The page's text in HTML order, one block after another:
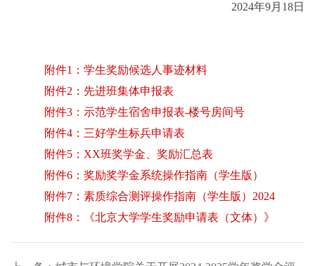
2024年9月 18日
附件1：学生奖励候选人事迹材料
附件2：先进班集体申报表
附件3：示范学生宿舍申报表-楼号房间号
附件4：三好学生标兵申请表
附件5：XX班奖学金、奖励汇总表
附件6：奖励奖学金系统操作指南（学生版）
附件7：素质综合测评操作指南（学生版）2024
附件8：《北京大学学生奖励申请表（文体）》